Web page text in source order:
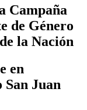
Campaña
de Género
la Nación
en
San Juan